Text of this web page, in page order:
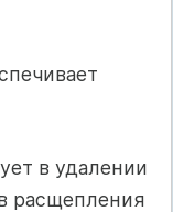
в удалении
расщепления